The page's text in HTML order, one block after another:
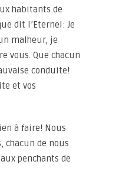
habitants de
dit l’Eternel: Je
malheur, je
vous. Que chacun
conduite!
et vos
à faire! Nous
chacun de nous
penchants de